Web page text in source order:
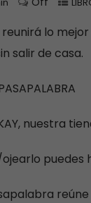
lo
salir de casa.
nuestra
puedes